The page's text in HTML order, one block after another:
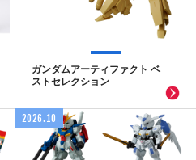
ガンダムアーティファクト ベ
ストセレクション
2026.10